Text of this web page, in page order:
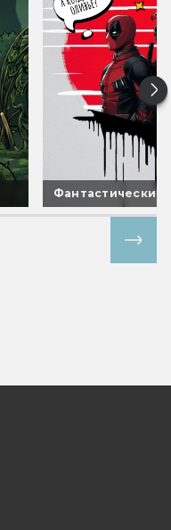
Фантастические